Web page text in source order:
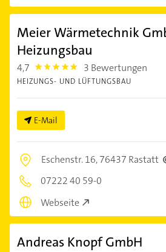
Meier Wärmetechnik
Heizungsbau
4,7 4.7000003 3 Bewertungen
HEIZUNGS- UND LÜFTUNGSBAU
E-Mail
Eschenstr. 16,76437 Rastatt
07222 40 59-0
Webseite
Andreas Knopf GmbH